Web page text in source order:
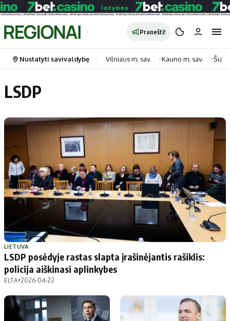
Pranešti!
Portalas
Pradinis puslapis
Savivaldybės
Naujausi
Regionai
Lietuva
Pasaulis
Politika
Patarimai
Dirbtinis intelektas
Gineso rekordai
Transportas
Gyvenimas
Horoskopai
Laisvalaikis
Maistas
Sveikata
Technologijos
Ekonomikos naujienos
Didžiosios savivaldybės
Vilniaus miesto
Kitos savivaldybės
Druskininkų
Nustatyti savivaldybę Vilniaus m. sav. Kauno m. sav.
LSDP
LIETUVA
LSDP posėdyje rastas slapta įrašinėjantis rašiklis:
policija aiškinasi aplinkybes
ELTA•2026-04-22